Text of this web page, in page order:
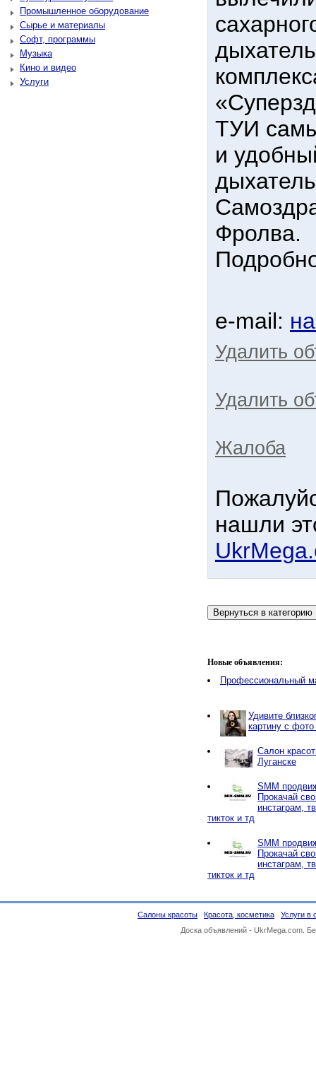
Промышленное оборудование
Сырье и материалы
Софт, программы
Музыка
Кино и видео
Услуги
ТУИ
и
Фролва.
e-mail:
Удалить
Удалить
Жалоба
нашли
Новые объявления:
Профессиональный
Удивите
картину с
Салон
Луганске
SMM
Прокачай
инстаграм,
тикток и тд
SMM
Прокачай
инстаграм,
тикток и тд
Салоны красоты Красота, косметика
Услуги в
Доска объявлений - UkrMega.com.